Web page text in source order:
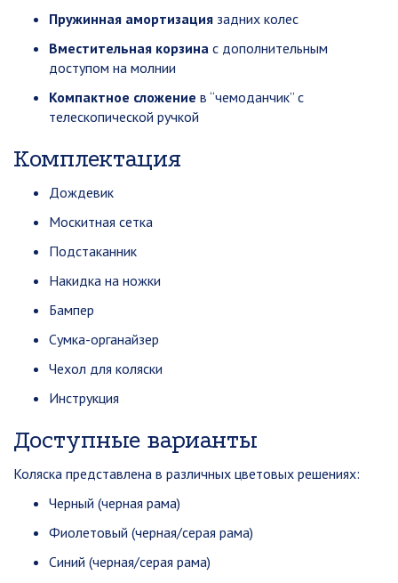
Пружинная амортизация задних колес
Вместительная корзина с дополнительным
доступом на молнии
Компактное сложение в “чемоданчик” с
телескопической ручкой
Комплектация
Дождевик
Москитная сетка
Подстаканник
Накидка на ножки
Бампер
Сумка-органайзер
Чехол для коляски
Инструкция
Доступные варианты
Коляска представлена в различных цветовых решениях:
Черный (черная рама)
Фиолетовый (черная/серая рама)
Синий (черная/серая рама)